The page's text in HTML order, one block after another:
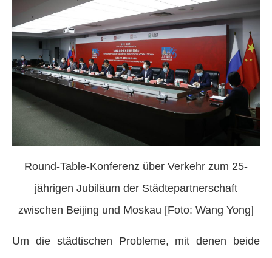
Round-Table-Konferenz über Verkehr zum 25-
jährigen Jubiläum der Städtepartnerschaft
zwischen Beijing und Moskau [Foto: Wang Yong]
Um die städtischen Probleme, mit denen beide